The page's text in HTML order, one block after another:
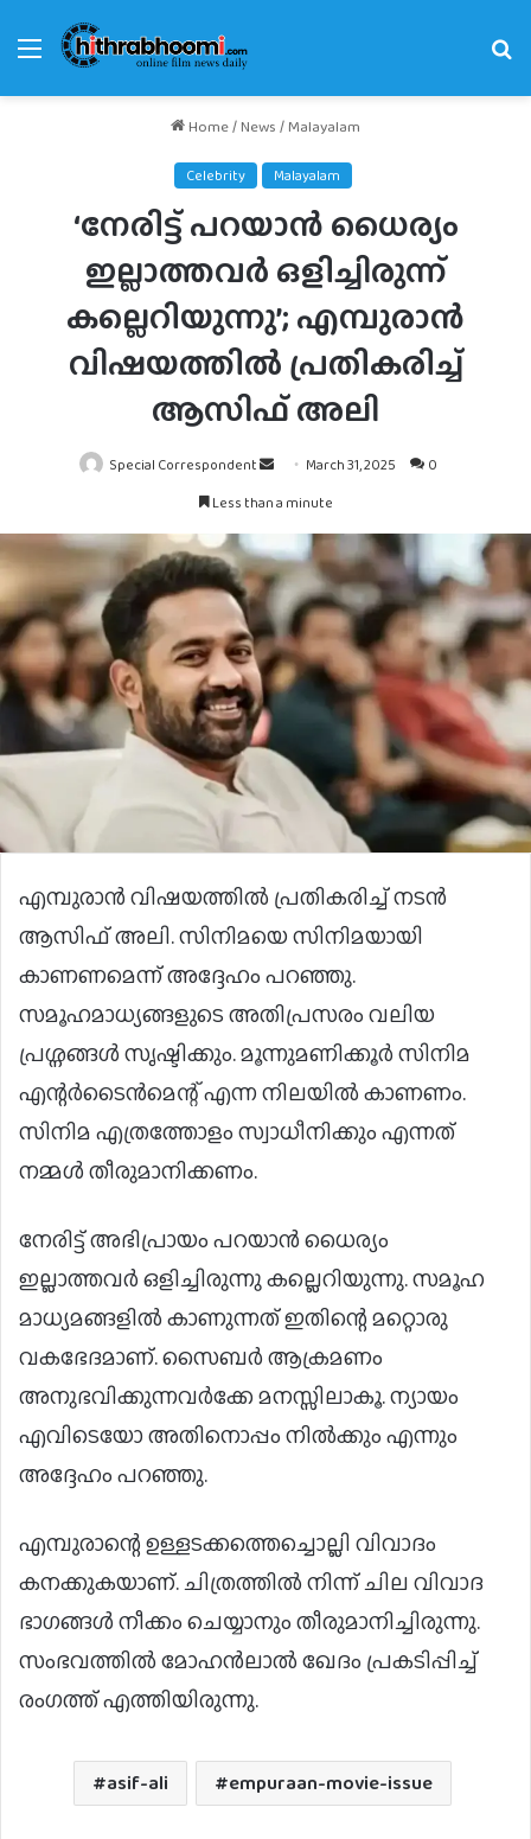
Menu
Home/News / Malayalam
Celebrity Malayalam
‘നേരിട്ട് പറയാൻ ധൈര്യം
ഇല്ലാത്തവർ ഒളിച്ചിരുന്ന്
കല്ലെറിയുന്നു’; എമ്പുരാൻ
വിഷയത്തിൽ പ്രതികരിച്ച്
ആസിഫ് അലി
Special Correspondent
Send March 31, 2025
0
Less than a minute
എമ്പുരാൻ വിഷയത്തിൽ പ്രതികരിച്ച് നടൻ
ആസിഫ് അലി. സിനിമയെ സിനിമയായി
കാണണമെന്ന് അദ്ദേഹം പറഞ്ഞു.
സമൂഹമാധ്യങ്ങളുടെ അതിപ്രസരം വലിയ
പ്രശ്നങ്ങൾ സൃഷ്ടിക്കും. മൂന്നുമണിക്കൂർ സിനിമ
എന്റർടൈൻമെന്റ് എന്ന നിലയിൽ കാണണം.
സിനിമ എത്രത്തോളം സ്വാധീനിക്കും എന്നത്
നമ്മൾ തീരുമാനിക്കണം.
നേരിട്ട് അഭിപ്രായം പറയാൻ ധൈര്യം
ഇല്ലാത്തവർ ഒളിച്ചിരുന്നു കല്ലെറിയുന്നു. സമൂഹ
മാധ്യമങ്ങളിൽ കാണുന്നത് ഇതിന്റെ മറ്റൊരു
വകഭേദമാണ്. സൈബർ ആക്രമണം
അനുഭവിക്കുന്നവർക്കേ മനസ്സിലാകൂ. ന്യായം
എവിടെയോ അതിനൊപ്പം നിൽക്കും എന്നും
അദ്ദേഹം പറഞ്ഞു.
എമ്പുരാന്റെ ഉള്ളടക്കത്തെച്ചൊല്ലി വിവാദം
കനക്കുകയാണ്. ചിത്രത്തില്‍ നിന്ന് ചില വിവാദ
ഭാഗങ്ങള്‍ നീക്കം ചെയ്യാനും തീരുമാനിച്ചിരുന്നു.
സംഭവത്തില്‍ മോഹൻലാല്‍ ഖേദം പ്രകടിപ്പിച്ച്
രംഗത്ത് എത്തിയിരുന്നു.
asif-ali empuraan-movie-issue